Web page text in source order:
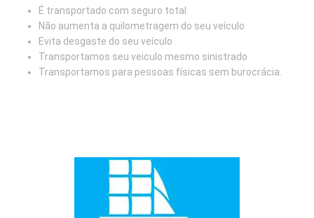
É transportado com seguro total
Não aumenta a quilometragem do seu veículo
Evita desgaste do seu veículo
Transportamos seu veiculo mesmo sinistrado
Transportamos para pessoas físicas sem burocrácia.